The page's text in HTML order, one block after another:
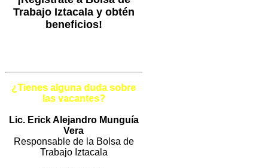
Trabajo Iztacala y obtén
beneficios!
¿Tienes alguna duda sobre
las vacantes?
Lic. Erick Alejandro Munguía
Vera
Responsable de la Bolsa de
Trabajo Iztacala